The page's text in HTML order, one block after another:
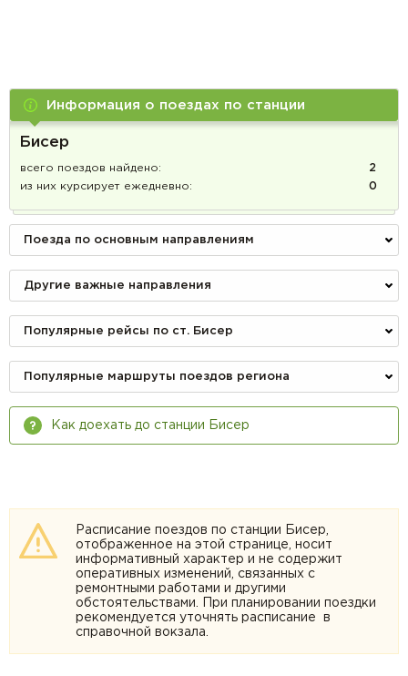
Расписание поездов по станции Бисер,
отображенное на этой странице, носит
информативный характер и не содержит
оперативных изменений, связанных с
ремонтными работами и другими
обстоятельствами. При планировании поездки
рекомендуется уточнять расписание в
справочной вокзала.
Информация о поездах по станции
Бисер
всего поездов найдено:
2
из них курсирует ежедневно:
0
Поезда по основным направлениям
Другие важные направления
Популярные рейсы по ст. Бисер
Популярные маршруты поездов региона
Как доехать до станции Бисер